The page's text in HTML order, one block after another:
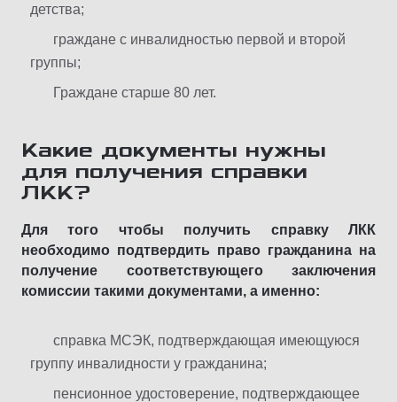
детства;
граждане с инвалидностью первой и второй
группы;
Граждане старше 80 лет.
Какие документы нужны
для получения справки
ЛКК?
Для того чтобы получить справку ЛКК
необходимо подтвердить право гражданина на
получение соответствующего заключения
комиссии такими документами, а именно:
справка МСЭК, подтверждающая имеющуюся
группу инвалидности у гражданина;
пенсионное удостоверение, подтверждающее